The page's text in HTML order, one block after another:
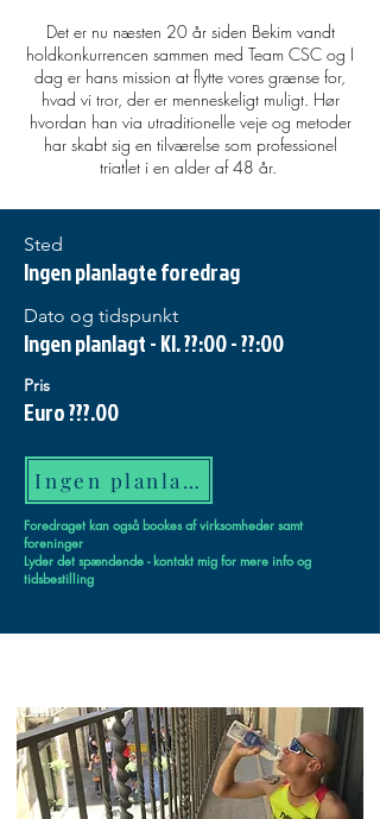
Det er nu næsten 20 år siden Bekim vandt
holdkonkurrencen sammen med Team CSC og I
dag er hans mission at flytte vores grænse for,
hvad vi tror, der er menneskeligt muligt. Hør
hvordan han via utraditionelle veje og metoder
har skabt sig en tilværelse som professionel
triatlet i en alder af 48 år.
Sted
Ingen planlagte foredrag
Dato og tidspunkt
Ingen planlagt - Kl. ??:00 - ??:00
Pris
Euro ???.00
Ingen planlagte
Foredraget kan også bookes af virksomheder samt
foreninger
Lyder det spændende - kontakt mig for mere info og
tidsbestilling